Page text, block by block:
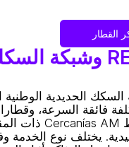
القطار